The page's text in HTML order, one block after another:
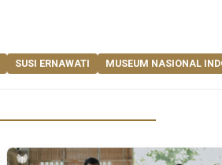
SUSI ERNAWATI MUSEUM NASIONAL